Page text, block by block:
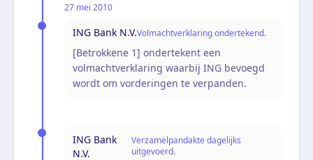
27 mei 2010
ING Bank N.V.Volmachtverklaring ondertekend.
[Betrokkene 1] ondertekent een
volmachtverklaring waarbij ING bevoegd
wordt om vorderingen te verpanden.
ING Bank
N.V.
Verzamelpandakte dagelijks
uitgevoerd.